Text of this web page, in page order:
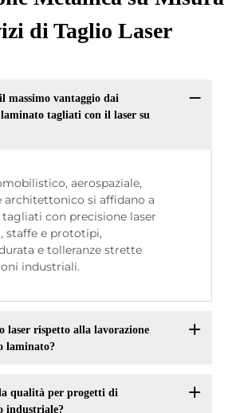
di Taglio Laser
massimo vantaggio dai
tagliati con il laser su
aerospaziale,
architettonico si affidano a
con precisione laser
staffe e prototipi,
e tolleranze strette
industriali.
laser rispetto alla lavorazione
laminato?
qualità per progetti di
industriale?